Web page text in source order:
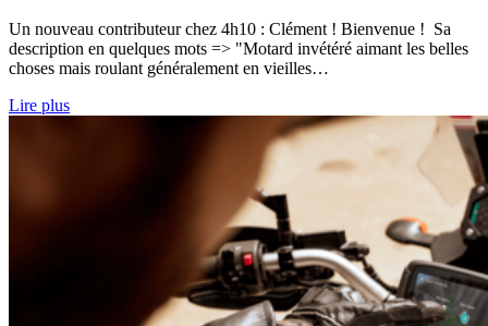
Un nouveau contributeur chez 4h10 : Clément ! Bienvenue ! Sa
description en quelques mots => "Motard invétéré aimant les belles
choses mais roulant généralement en vieilles…
Lire plus